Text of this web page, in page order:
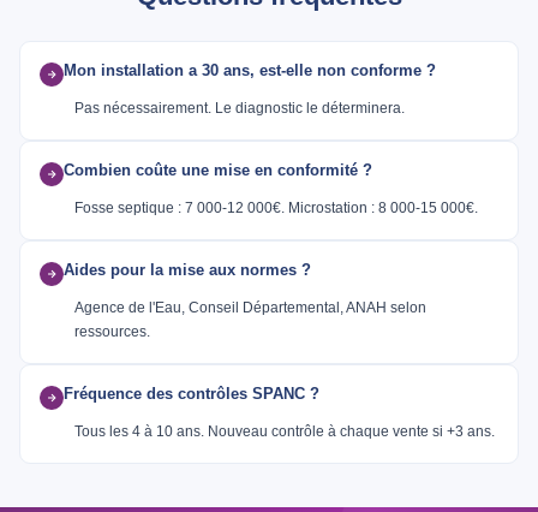
Mon installation a 30 ans, est-elle non conforme ?
Pas nécessairement. Le diagnostic le déterminera.
Combien coûte une mise en conformité ?
Fosse septique : 7 000-12 000€. Microstation : 8 000-15 000€.
Aides pour la mise aux normes ?
Agence de l'Eau, Conseil Départemental, ANAH selon
ressources.
Fréquence des contrôles SPANC ?
Tous les 4 à 10 ans. Nouveau contrôle à chaque vente si +3 ans.